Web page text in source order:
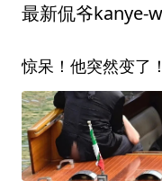
最新侃爷kanye-
惊呆！他突然变了！